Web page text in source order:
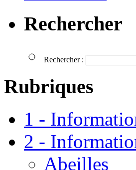
Rechercher
Rechercher :
Rubriques
1 -
2 -
Abeilles